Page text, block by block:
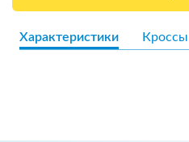
Характеристики Кроссы